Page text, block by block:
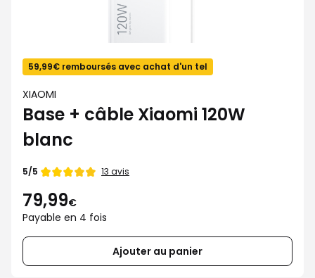
59,99€ remboursés avec achat d'un tel
XIAOMI
Base + câble Xiaomi 120W
blanc
Note
5/5 13 avis
79,99€
Payable en 4 fois
Ajouter au panier